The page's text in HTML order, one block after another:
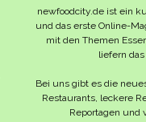
newfoodcity.de ist ein
und das erste Online-
mit den Themen
liefern
Bei uns gibt es die
Restaurants, leckere
Reportagen und